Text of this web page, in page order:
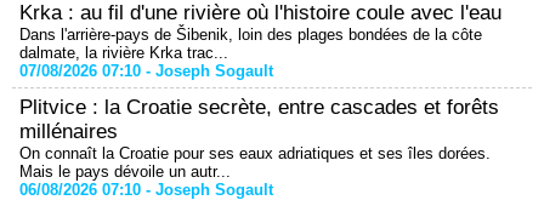
Krka : au fil d'une rivière où l'histoire coule avec l'eau
Dans l'arrière-pays de Šibenik, loin des plages bondées de la côte
dalmate, la rivière Krka trac...
07/08/2026 07:10 - Joseph Sogault
Plitvice : la Croatie secrète, entre cascades et forêts
millénaires
On connaît la Croatie pour ses eaux adriatiques et ses îles dorées.
Mais le pays dévoile un autr...
06/08/2026 07:10 - Joseph Sogault